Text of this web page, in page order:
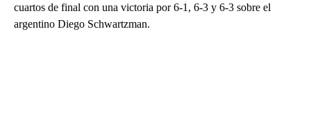
cuartos de final con una victoria por 6-1, 6-3 y 6-3 sobre el
argentino Diego Schwartzman.